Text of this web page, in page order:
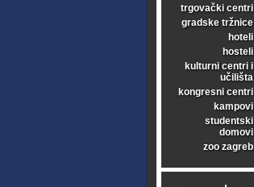
trgovački centri
gradske tržnice
hoteli
hosteli
kulturni centri i
učilišta
kongresni centri
kampovi
studentski
domovi
zoo zagreb